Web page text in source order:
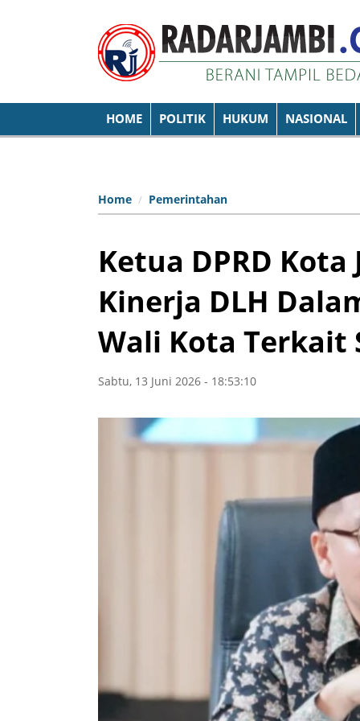
HOME POLITIK HUKUM NASIONAL
Home Pemerintahan
Ketua DPRD
Kinerja DLH
Wali Kota Terkait
Sabtu, 13 Juni 2026 - 18:53:10